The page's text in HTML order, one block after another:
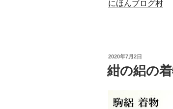
にほんブログ村
投
稿
日:
2020年7月2日
紺の絽の